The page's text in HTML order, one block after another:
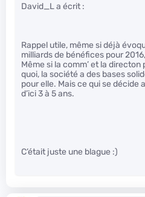
David_L a écrit :
Rappel utile, même si déjà
milliards de bénéfices pour
Même si la comm’ et la
quoi, la société a des bases
pour elle. Mais ce qui se décide
d’ici 3 à 5 ans.
C’était juste une blague :)